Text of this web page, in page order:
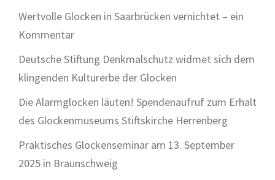
Wertvolle Glocken in Saarbrücken vernichtet – ein
Kommentar
Deutsche Stiftung Denkmalschutz widmet sich dem
klingenden Kulturerbe der Glocken
Die Alarmglocken läuten! Spendenaufruf zum Erhalt
des Glockenmuseums Stiftskirche Herrenberg
Praktisches Glockenseminar am 13. September
2025 in Braunschweig